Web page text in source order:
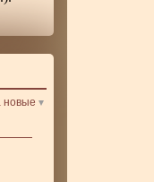
новые